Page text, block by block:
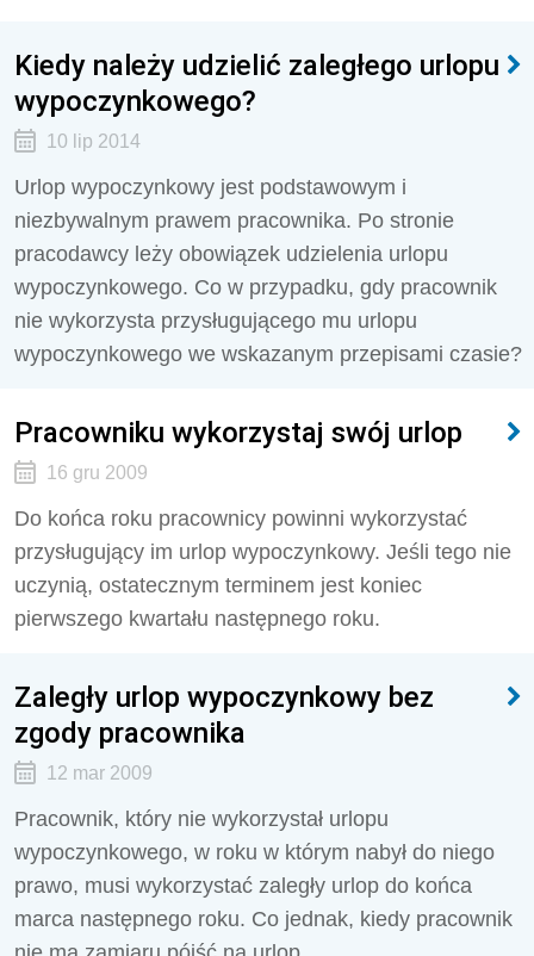
Kiedy należy udzielić zaległego urlopu
wypoczynkowego?
10 lip 2014
Urlop wypoczynkowy jest podstawowym i
niezbywalnym prawem pracownika. Po stronie
pracodawcy leży obowiązek udzielenia urlopu
wypoczynkowego. Co w przypadku, gdy pracownik
nie wykorzysta przysługującego mu urlopu
wypoczynkowego we wskazanym przepisami czasie?
Pracowniku wykorzystaj swój urlop
16 gru 2009
Do końca roku pracownicy powinni wykorzystać
przysługujący im urlop wypoczynkowy. Jeśli tego nie
uczynią, ostatecznym terminem jest koniec
pierwszego kwartału następnego roku.
Zaległy urlop wypoczynkowy bez
zgody pracownika
12 mar 2009
Pracownik, który nie wykorzystał urlopu
wypoczynkowego, w roku w którym nabył do niego
prawo, musi wykorzystać zaległy urlop do końca
marca następnego roku. Co jednak, kiedy pracownik